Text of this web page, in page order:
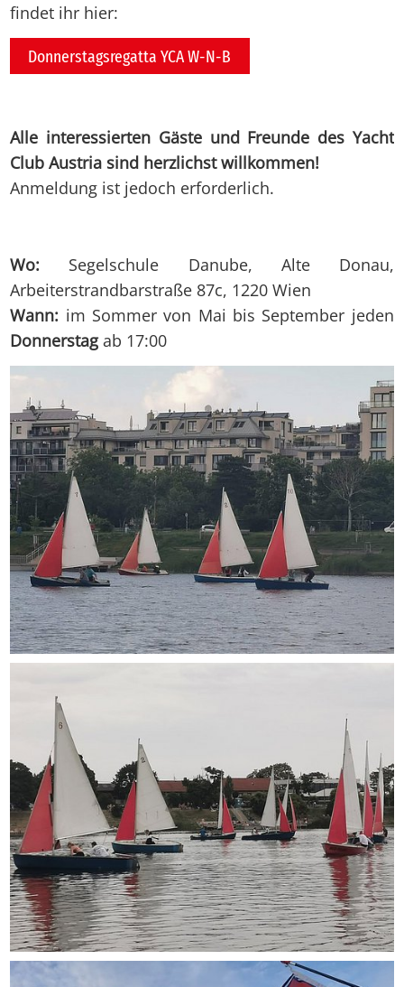
findet ihr hier:
Donnerstagsregatta YCA W-N-B
Alle interessierten Gäste und Freunde des Yacht
Club Austria sind herzlichst willkommen!
Anmeldung ist jedoch erforderlich.
Wo: Segelschule Danube, Alte Donau,
Arbeiterstrandbarstraße 87c, 1220 Wien
Wann: im Sommer von Mai bis September jeden
Donnerstagab 17:00